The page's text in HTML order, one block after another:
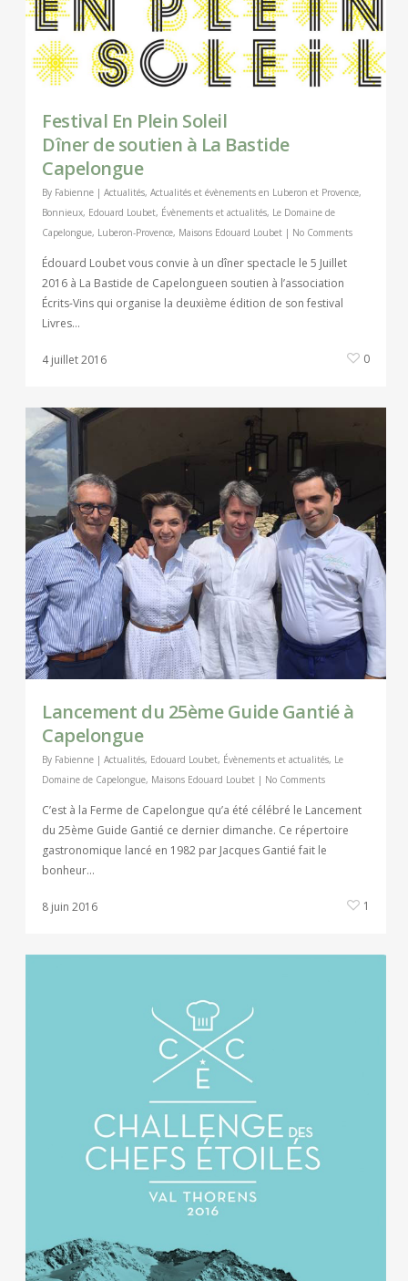
Festival En Plein Soleil
Dîner de soutien à La Bastide
Capelongue
By Fabienne | Actualités, Actualités et évènements en Luberon et Provence,
Bonnieux, Edouard Loubet, Évènements et actualités, Le Domaine de
Capelongue, Luberon-Provence, Maisons Edouard Loubet | No Comments
Édouard Loubet vous convie à un dîner spectacle le 5 Juillet
2016 à La Bastide de Capelongueen soutien à l’association
Écrits-Vins qui organise la deuxième édition de son festival
Livres…
4 juillet 2016 0
Lancement du 25ème Guide Gantié à
Capelongue
By Fabienne | Actualités, Edouard Loubet, Évènements et actualités, Le
Domaine de Capelongue, Maisons Edouard Loubet | No Comments
C’est à la Ferme de Capelongue qu’a été célébré le Lancement
du 25ème Guide Gantié ce dernier dimanche. Ce répertoire
gastronomique lancé en 1982 par Jacques Gantié fait le
bonheur…
8 juin 2016 1